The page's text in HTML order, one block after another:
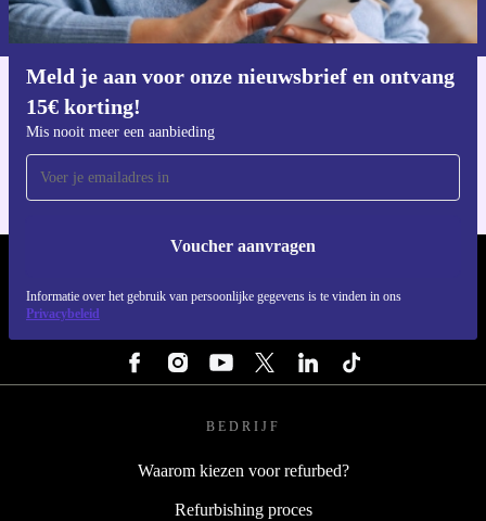
Meld je aan voor onze nieuwsbrief en ontvang
15€ korting!
Mis nooit meer een aanbieding
Voucher aanvragen
Informatie over het gebruik van persoonlijke gegevens is te vinden in ons
Privacybeleid
privacybeleid.
Voor iOS en Android
BEDRIJF
Waarom kiezen voor refurbed?
Refurbishing proces